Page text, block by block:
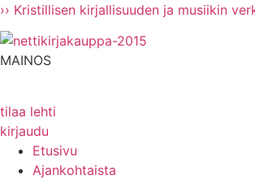
Mene
sisältöön
›› Kristillisen kirjallisuuden ja musiikin
MAINOS
tilaa lehti
kirjaudu
Etusivu
Ajankohtaista